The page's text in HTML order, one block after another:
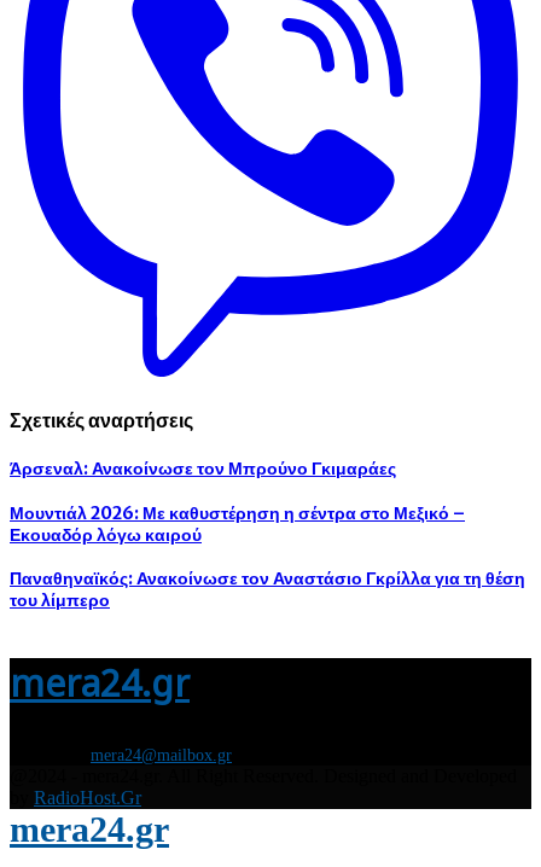
Σχετικές αναρτήσεις
Άρσεναλ: Ανακοίνωσε τον Μπρούνο Γκιμαράες
Μουντιάλ 2026: Με καθυστέρηση η σέντρα στο Μεξικό –
Εκουαδόρ λόγω καιρού
Παναθηναϊκός: Ανακοίνωσε τον Αναστάσιο Γκρίλλα για τη θέση
του λίμπερο
mera24.gr
mera24@mailbox.gr
RadioHost.Gr
mera24.gr